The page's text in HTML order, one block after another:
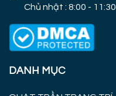
Chủ nhật : 8:00 - 11:30
DANH MỤC